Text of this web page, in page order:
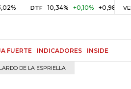
DTF 10,34% +0,10% +0,98% UVR
FUERTE INDICADORES INSIDE
DE LA ESPRIELLA